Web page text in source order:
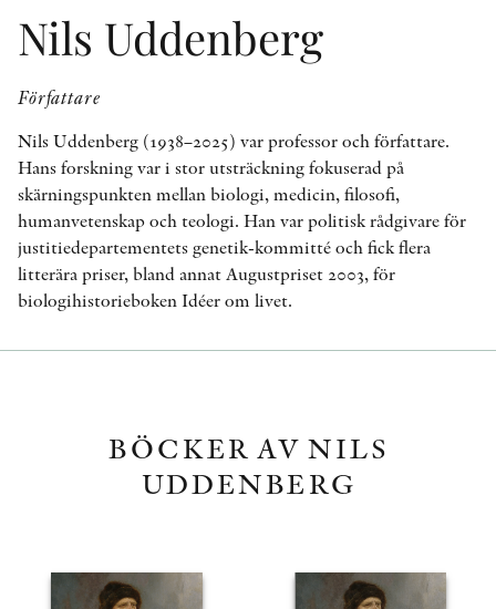
Nils Uddenberg
Författare
Nils Uddenberg (1938–2025) var professor och författare.
Hans forskning var i stor utsträckning fokuserad på
skärningspunkten mellan biologi, medicin, filosofi,
humanvetenskap och teologi. Han var politisk rådgivare för
justitiedepartementets genetik-kommitté och fick flera
litterära priser, bland annat Augustpriset 2003, för
biologihistorieboken Idéer om livet.
BÖCKER AV NILS
UDDENBERG